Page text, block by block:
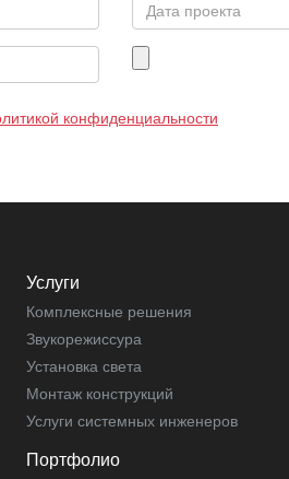
конфиденциальности
Услуги
Комплексные решения
Звукорежиссура
Установка света
Монтаж конструкций
Услуги системных инженеров
Портфолио